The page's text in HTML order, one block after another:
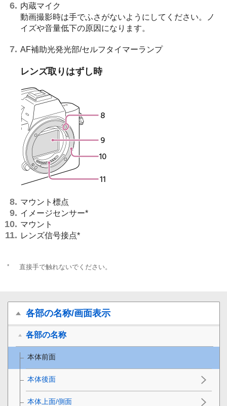
内蔵マイク
動画撮影時は手でふさがないようにしてください。ノ
イズや音量低下の原因になります。
AF補助光発光部/セルフタイマーランプ
レンズ取りはずし時
マウント標点
イメージセンサー*
マウント
レンズ信号接点*
* 直接手で触れないでください。
各部の名称/画面表示
各部の名称
本体前面
本体後面
本体上面/側面